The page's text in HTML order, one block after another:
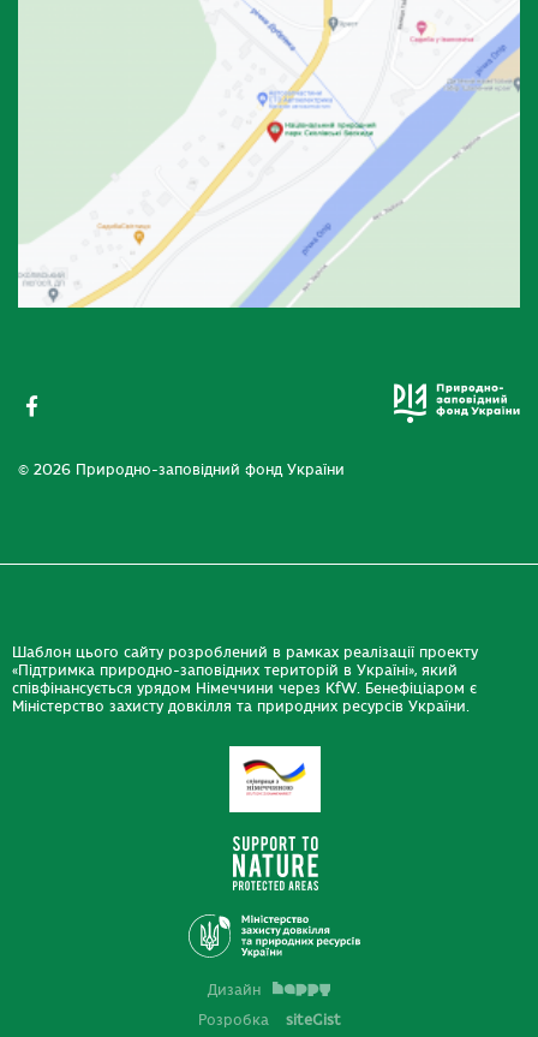
© 2026 Природно-заповідний фонд України
Шаблон цього сайту розроблений в рамках реалізації проекту
«Підтримка природно-заповідних територій в Україні», який
співфінансується урядом Німеччини через KfW. Бенефіціаром є
Міністерство захисту довкілля та природних ресурсів України.
Дизайн
Розробка
siteGist